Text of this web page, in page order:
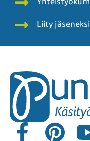
Liity jäseneksi